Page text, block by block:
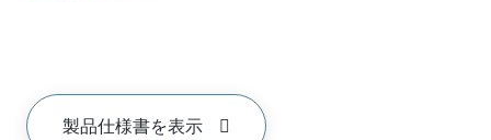
製品仕様書を表示